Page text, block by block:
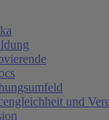
und